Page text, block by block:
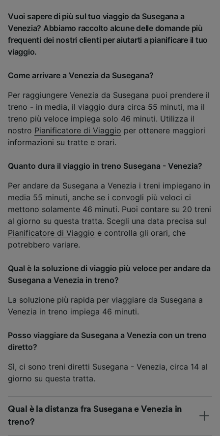
Vuoi sapere di più sul tuo viaggio da Susegana a
Venezia? Abbiamo raccolto alcune delle domande più
frequenti dei nostri clienti per aiutarti a pianificare il tuo
viaggio.
Come arrivare a Venezia da Susegana?
Per raggiungere Venezia da Susegana puoi prendere il
treno - in media, il viaggio dura circa 55 minuti, ma il
treno più veloce impiega solo 46 minuti. Utilizza il
nostro Pianificatore di Viaggio per ottenere maggiori
informazioni su tratte e orari.
Quanto dura il viaggio in treno Susegana - Venezia?
Per andare da Susegana a Venezia i treni impiegano in
media 55 minuti, anche se i convogli più veloci ci
mettono solamente 46 minuti. Puoi contare su 20 treni
al giorno su questa tratta. Scegli una data precisa sul
Pianificatore di Viaggio e controlla gli orari, che
potrebbero variare.
Qual è la soluzione di viaggio più veloce per andare da
Susegana a Venezia in treno?
La soluzione più rapida per viaggiare da Susegana a
Venezia in treno impiega 46 minuti.
Posso viaggiare da Susegana a Venezia con un treno
diretto?
Sì, ci sono treni diretti Susegana - Venezia, circa 14 al
giorno su questa tratta.
Qual è la distanza fra Susegana e Venezia in
treno?